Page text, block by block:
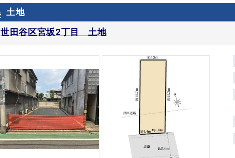
土地
世田谷区宮坂2丁目 土地